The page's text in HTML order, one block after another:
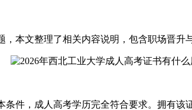
，本文整理了相关内容说明，包含职场晋升
，成人高考学历完全符合要求。拥有该